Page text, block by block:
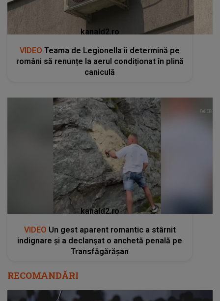
kanald2.ro
VIDEO Teama de Legionella îi determină pe
români să renunțe la aerul condiționat în plină
caniculă
kanald2.ro
VIDEO Un gest aparent romantic a stârnit
indignare și a declanșat o anchetă penală pe
Transfăgărășan
RECOMANDĂRI